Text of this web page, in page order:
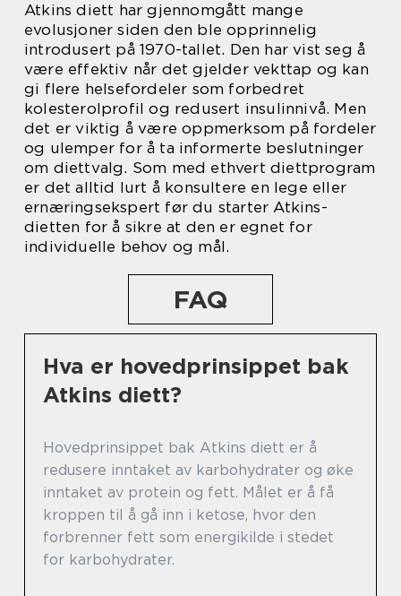
Atkins diett har gjennomgått mange
evolusjoner siden den ble opprinnelig
introdusert på 1970-tallet. Den har vist seg å
være effektiv når det gjelder vekttap og kan
gi flere helsefordeler som forbedret
kolesterolprofil og redusert insulinnivå. Men
det er viktig å være oppmerksom på fordeler
og ulemper for å ta informerte beslutninger
om diettvalg. Som med ethvert diettprogram
er det alltid lurt å konsultere en lege eller
ernæringsekspert før du starter Atkins-
dietten for å sikre at den er egnet for
individuelle behov og mål.
FAQ
Hva er hovedprinsippet bak
Atkins diett?
Hovedprinsippet bak Atkins diett er å
redusere inntaket av karbohydrater og øke
inntaket av protein og fett. Målet er å få
kroppen til å gå inn i ketose, hvor den
forbrenner fett som energikilde i stedet
for karbohydrater.